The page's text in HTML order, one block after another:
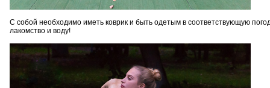
С собой необходимо иметь коврик и быть одетым в соответствующую
лакомство и воду!